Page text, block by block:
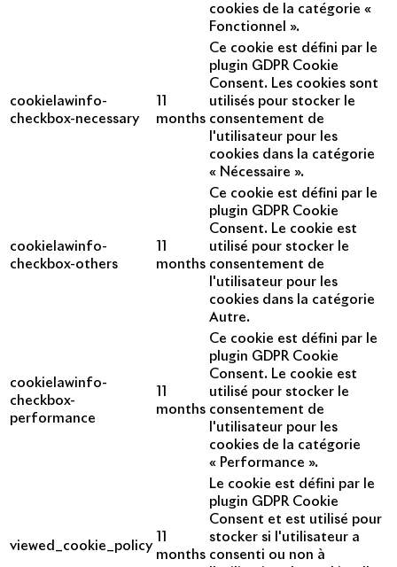
cookies de la catégorie «
Fonctionnel ».
cookielawinfo-
checkbox-necessary
months
Ce cookie est défini par le
plugin GDPR Cookie
Consent. Les cookies sont
utilisés pour stocker le
consentement de
l'utilisateur pour les
cookies dans la catégorie
« Nécessaire ».
cookielawinfo-
checkbox-others
months
Ce cookie est défini par le
plugin GDPR Cookie
Consent. Le cookie est
utilisé pour stocker le
consentement de
l'utilisateur pour les
cookies dans la catégorie
Autre.
cookielawinfo-
checkbox-
performance
months
Ce cookie est défini par le
plugin GDPR Cookie
Consent. Le cookie est
utilisé pour stocker le
consentement de
l'utilisateur pour les
cookies de la catégorie
« Performance ».
viewed_cookie_policy
months
Le cookie est défini par le
plugin GDPR Cookie
Consent et est utilisé pour
stocker si l'utilisateur a
consenti ou non à